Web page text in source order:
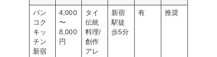
バン
コク
キッ
チン
新宿
4,000
〜
8,000
円
タイ
伝統
料理/
創作
アレ
新宿
駅徒
歩5分
有 推奨